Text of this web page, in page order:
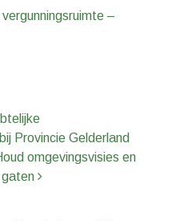
–
Provincie Gelderland
omgevingsvisies en
gaten